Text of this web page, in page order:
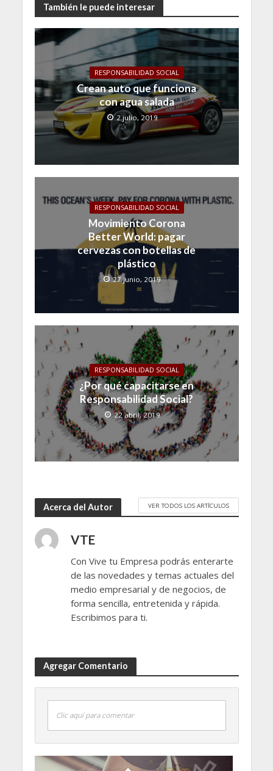
También le puede interesar
RESPONSABILIDAD SOCIAL
Crean auto que funciona
con agua salada
2 julio, 2019
RESPONSABILIDAD SOCIAL
Movimiento Corona
Better World: pagar
cervezas con botellas de
plástico
27 junio, 2019
RESPONSABILIDAD SOCIAL
¿Por qué capacitarse en
Responsabilidad Social?
22 abril, 2019
Acerca del Autor VER TODOS LOS ARTÍCULOS
VTE
Con Vive tu Empresa podrás enterarte
de las novedades y temas actuales del
medio empresarial y de negocios, de
forma sencilla, entretenida y rápida.
Escribimos para ti.
Agregar Comentario
Clic aquí para comentar